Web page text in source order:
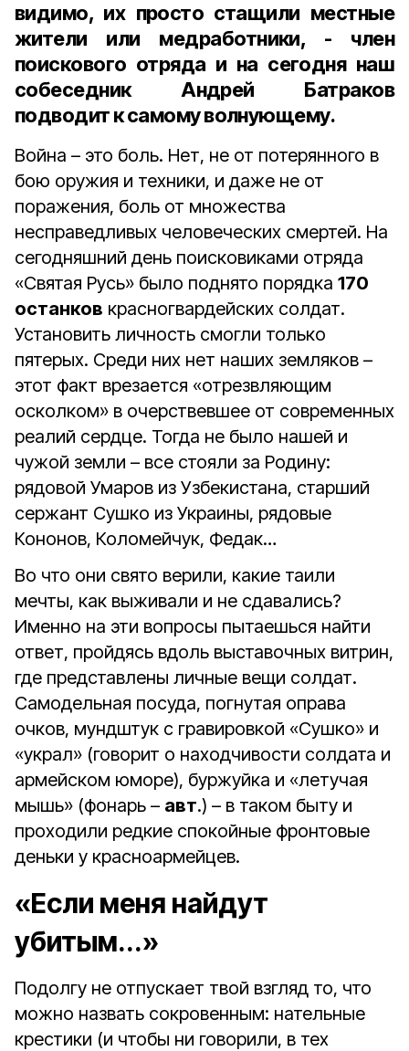
видимо, их просто стащили местные
жители или медработники, - член
поискового отряда и на сегодня наш
собеседник Андрей Батраков
подводит к самому волнующему.
Война – это боль. Нет, не от потерянного в
бою оружия и техники, и даже не от
поражения, боль от множества
несправедливых человеческих смертей. На
сегодняшний день поисковиками отряда
«Святая Русь» было поднято порядка 170
останков красногвардейских солдат.
Установить личность смогли только
пятерых. Среди них нет наших земляков –
этот факт врезается «отрезвляющим
осколком» в очерствевшее от современных
реалий сердце. Тогда не было нашей и
чужой земли – все стояли за Родину:
рядовой Умаров из Узбекистана, старший
сержант Сушко из Украины, рядовые
Кононов, Коломейчук, Федак…
Во что они свято верили, какие таили
мечты, как выживали и не сдавались?
Именно на эти вопросы пытаешься найти
ответ, пройдясь вдоль выставочных витрин,
где представлены личные вещи солдат.
Самодельная посуда, погнутая оправа
очков, мундштук с гравировкой «Сушко» и
«украл» (говорит о находчивости солдата и
армейском юморе), буржуйка и «летучая
мышь» (фонарь – авт.) – в таком быту и
проходили редкие спокойные фронтовые
деньки у красноармейцев.
«Если меня найдут
убитым...»
Подолгу не отпускает твой взгляд то, что
можно назвать сокровенным: нательные
крестики (и чтобы ни говорили, в тех